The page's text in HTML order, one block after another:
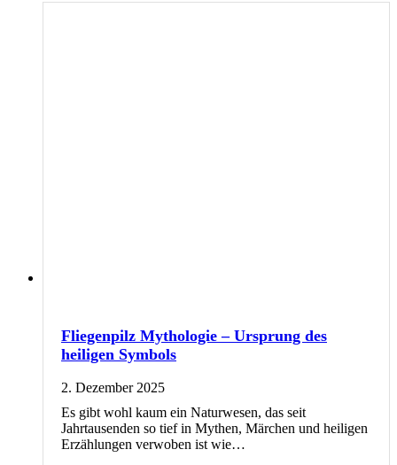
Fliegenpilz Mythologie – Ursprung des
heiligen Symbols
2. Dezember 2025
Es gibt wohl kaum ein Naturwesen, das seit
Jahrtausenden so tief in Mythen, Märchen und heiligen
Erzählungen verwoben ist wie…